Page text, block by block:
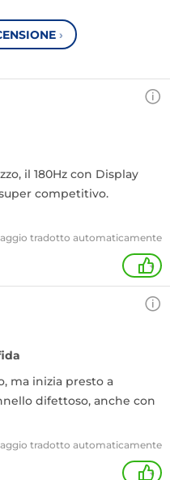
›
il 180Hz con Display
competitivo.
tradotto automaticamente
+
ma inizia presto a
difettoso, anche con
tradotto automaticamente
+